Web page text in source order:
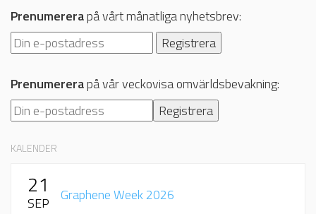
Prenumererapå vårt månatliga nyhetsbrev:
Prenumererapå vår veckovisa omvärldsbevakning:
KALENDER
21
SEP Graphene Week 2026